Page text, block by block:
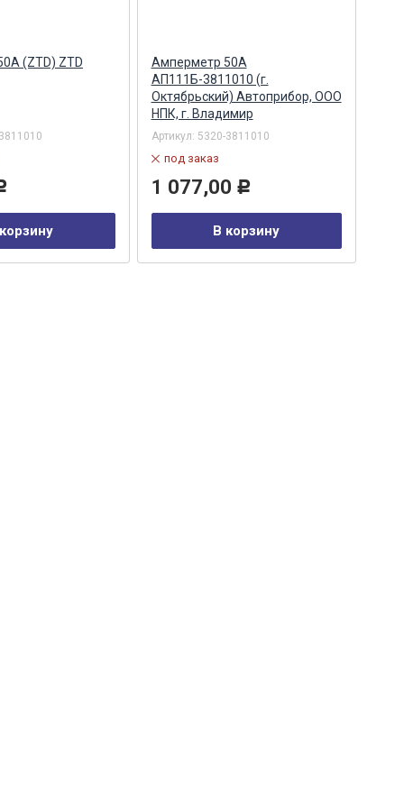
(ZTD) ZTD
Амперметр 50А
АП111Б-3811010 (г.
Октябрьский) Автоприбор, ООО
НПК, г. Владимир
Артикул: 5320-3811010
под заказ
1 077,00 Р
В корзину